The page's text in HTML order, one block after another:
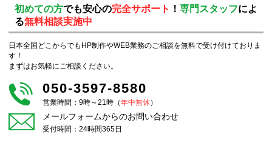
初めての方でも安心の完全サポート ！ 専門スタッフによ
る無料相談実施中
日本全国どこからでもHP制作やWEB業務のご相談を無料で受け付けておりま
す！
まずはお気軽にご相談ください。
050-3597-8580
営業時間：9時～21時（年中無休）
メールフォームからのお問い合わせ
受付時間：24時間365日